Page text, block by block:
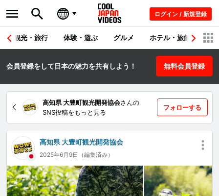
ログイン / 新規登録
観光・旅行 体験・遊ぶ グルメ ホテル・旅館 シ
会員登録をして日本の魅力を共有しよう！ 無料会員登録
高知県 大豊町観光開発協会さんの
SNS投稿をもっと見る
フォローする
高知県 大豊町観光開発協会
2025年6月9日（編集済み）